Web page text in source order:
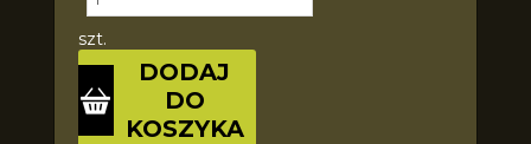
szt.
DODAJ
DO
KOSZYKA